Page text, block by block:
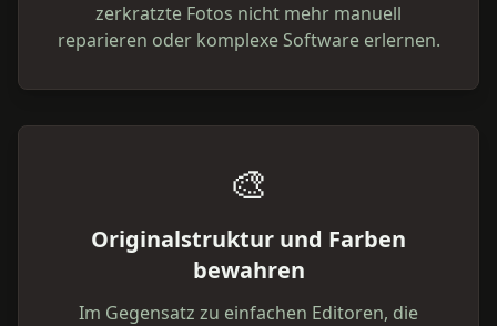
zerkratzte Fotos nicht mehr manuell
reparieren oder komplexe Software erlernen.
🎨
Originalstruktur und Farben
bewahren
Im Gegensatz zu einfachen Editoren, die